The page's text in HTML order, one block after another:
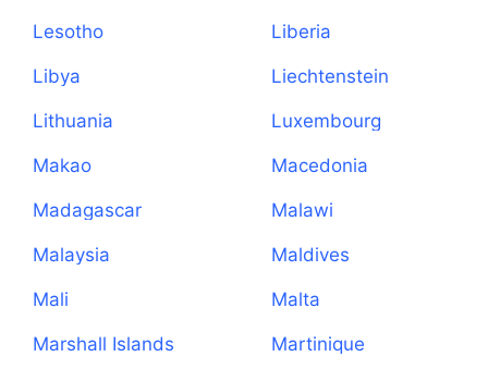
Lesotho Liberia
Libya Liechtenstein
Lithuania Luxembourg
Makao Macedonia
Madagascar Malawi
Malaysia Maldives
Mali Malta
Marshall Islands Martinique